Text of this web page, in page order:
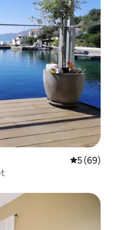
5 ud af 5 i
5 (69)